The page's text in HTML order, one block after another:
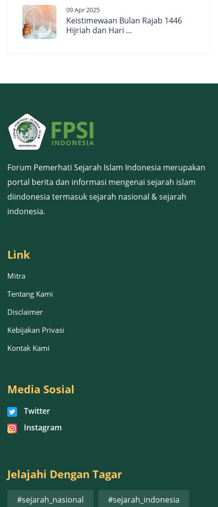
09 Apr 2025
Keistimewaan Bulan Rajab 1446
Hijriah dan Hari ...
Forum Pemerhati Sejarah Islam Indonesia merupakan
portal berita dan informasi mengenai sejarah islam
diindonesia termasuk sejarah nasional & sejarah
indonesia.
Link
Mitra
Tentang Kami
Disclaimer
Kebijakan Privasi
Kontak Kami
Media Sosial
Twitter
Instagram
Jelajahi Dengan Tagar
#sejarah_nasional #sejarah_indonesia